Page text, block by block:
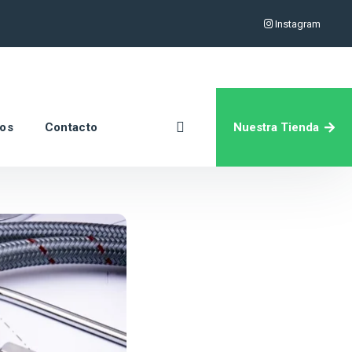
Instagram
Contacto Nuestra Tienda